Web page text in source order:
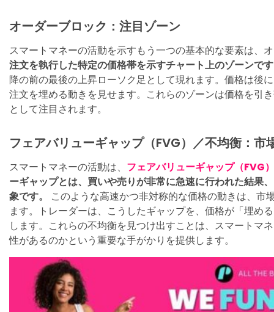
オーダーブロック：注目ゾーン
スマートマネーの活動を示すもう一つの基本的な要素は、
注文を執行した特定の価格帯を示すチャート上のゾーンで
降の前の最後の上昇ローソク足として現れます。価格は後
注文を埋める動きを見せます。これらのゾーンは価格を引
として注目されます。
フェアバリューギャップ（FVG）／不均衡：市
スマートマネーの活動は、 フェアバリューギャップ（FVG）
ーギャップとは、買いや売りが非常に急速に行われた結果
象です。
このような高速かつ非対称的な価格の動きは、
ます。トレーダーは、こうしたギャップを、価格が「埋め
します。これらの不均衡を見つけ出すことは、スマートマ
性があるのかという重要な手がかりを提供します。